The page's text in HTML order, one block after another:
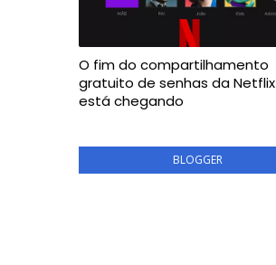
O fim do compartilhamento
gratuito de senhas da Netflix
está chegando
BLOGGER